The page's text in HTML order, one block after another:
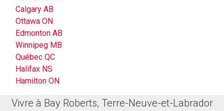
Calgary AB
Ottawa ON
Edmonton AB
Winnipeg MB
Québec QC
Halifax NS
Hamilton ON
Vivre à Bay Roberts, Terre-Neuve-et-Labrador